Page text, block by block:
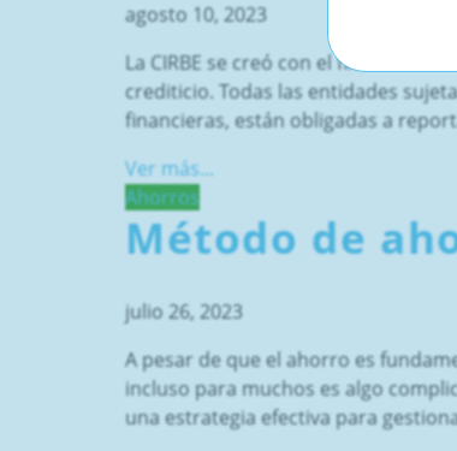
agosto 10, 2023
La CIRBE se creó con el fin de
crediticio. Todas las entidades
financieras, están obligadas a
Ver más...
Ahorros
Método de
julio 26, 2023
A pesar de que el ahorro es
incluso para muchos es algo
una estrategia efectiva para